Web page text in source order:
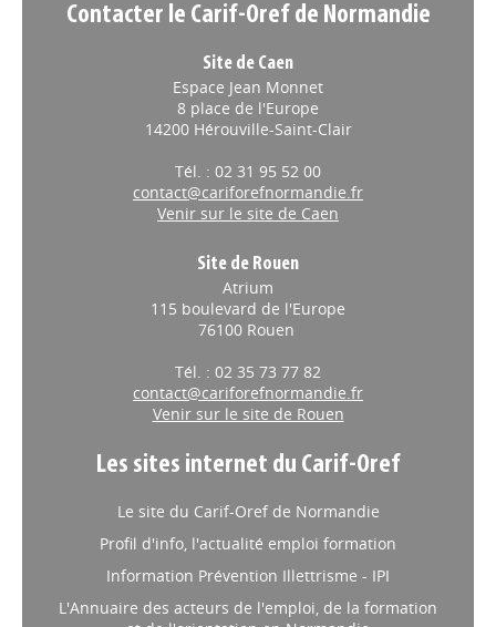
Contacter le Carif-Oref de Normandie
Site de Caen
Espace Jean Monnet
8 place de l'Europe
14200 Hérouville-Saint-Clair
Tél. : 02 31 95 52 00
contact@cariforefnormandie.fr
Venir sur le site de Caen
Site de Rouen
Atrium
115 boulevard de l'Europe
76100 Rouen
Tél. : 02 35 73 77 82
contact@cariforefnormandie.fr
Venir sur le site de Rouen
Les sites internet du Carif-Oref
Le site du Carif-Oref de Normandie
Profil d'info, l'actualité emploi formation
Information Prévention Illettrisme - IPI
L'Annuaire des acteurs de l'emploi, de la formation